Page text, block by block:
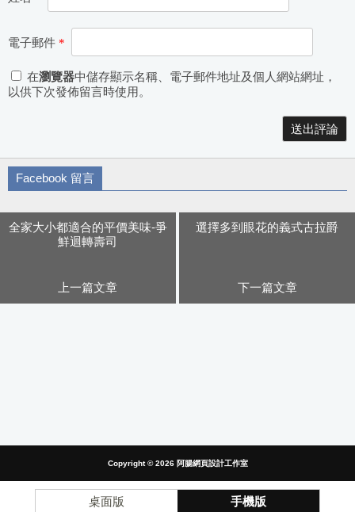
電子郵件 *
在瀏覽器中儲存顯示名稱、電子郵件地址及個人網站網址，
以供下次發佈留言時使用。
Facebook 留言
全家大小都適合的平價美味-爭
鮮迴轉壽司
上一篇文章
選擇多到眼花的義式古拉爵
下一篇文章
Copyright © 2026 阿腸網頁設計工作室
桌面版 手機版